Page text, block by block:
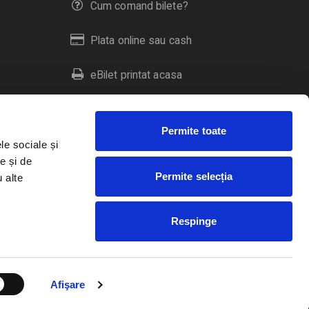
sociale și
și de
alte
Afişare
Permite toate
Permite selecția
Respinge
Cum comand bilete?
Plata online sau cash
eBilet printat acasa
Livrare prin curier
Duplicare bilete